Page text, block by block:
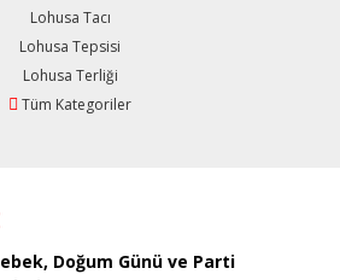
Lohusa Tacı
Lohusa Tepsisi
Lohusa Terliği
Tüm Kategoriler
Doğum Günü ve Parti